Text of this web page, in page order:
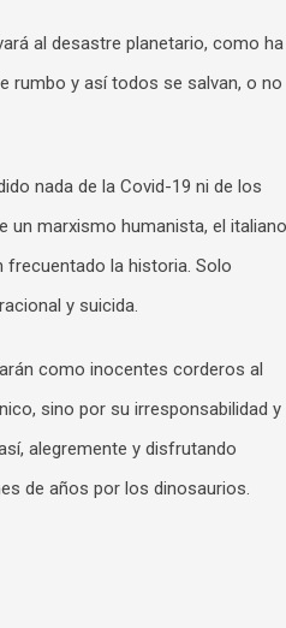
al desastre planetario, como ha
rumbo y así todos se salvan, o no
nada de la Covid-19 ni de los
un marxismo humanista, el italiano
frecuentado la historia. Solo
y suicida.
como inocentes corderos al
sino por su irresponsabilidad y
alegremente y disfrutando
de años por los dinosaurios.